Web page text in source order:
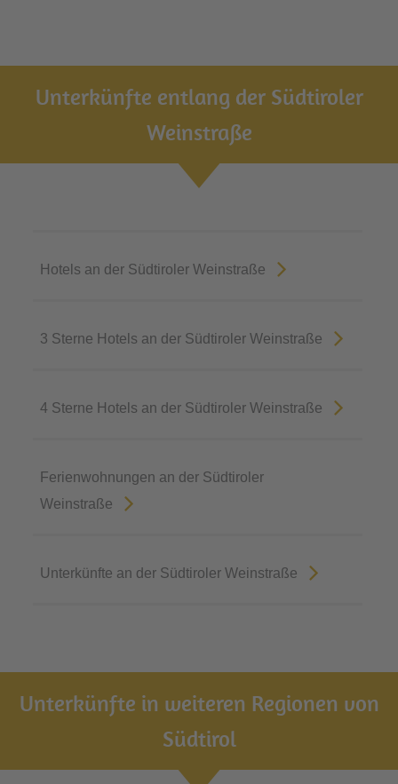
Unterkünfte entlang der Südtiroler
Weinstraße
Hotels an der Südtiroler Weinstraße
3 Sterne Hotels an der Südtiroler Weinstraße
4 Sterne Hotels an der Südtiroler Weinstraße
Ferienwohnungen an der Südtiroler
Weinstraße
Unterkünfte an der Südtiroler Weinstraße
Unterkünfte in weiteren Regionen von
Südtirol